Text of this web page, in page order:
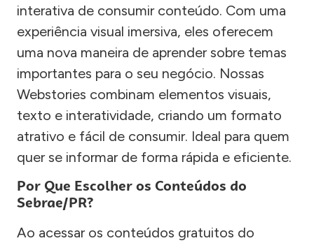
interativa de consumir conteúdo. Com uma
experiência visual imersiva, eles oferecem
uma nova maneira de aprender sobre temas
importantes para o seu negócio. Nossas
Webstories combinam elementos visuais,
texto e interatividade, criando um formato
atrativo e fácil de consumir. Ideal para quem
quer se informar de forma rápida e eficiente.
Por Que Escolher os Conteúdos do
Sebrae/PR?
Ao acessar os conteúdos gratuitos do